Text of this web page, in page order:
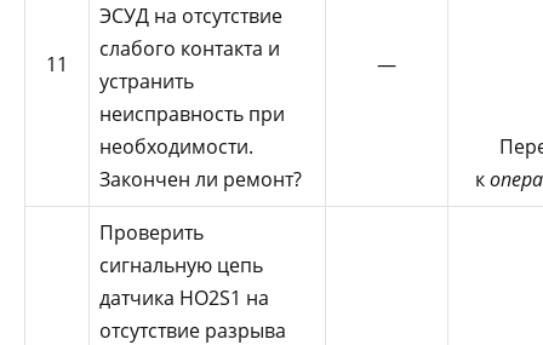
11
ЭСУД на отсутствие
слабого контакта и
устранить
неисправность при
необходимости.
Закончен ли ремонт?
—
к
Проверить
сигнальную цепь
датчика HO2S1 на
отсутствие разрыва